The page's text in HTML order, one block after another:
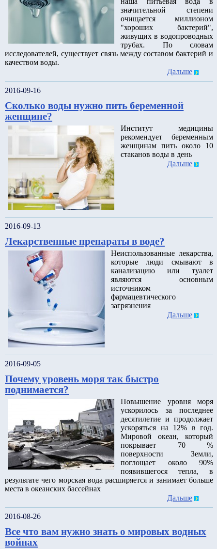
значительной степени
очищается миллионом
"хороших бактерий",
живущих в водопроводных
трубах. По словам
исследователей, существует связь между составом бактерий и
качеством воды.
Дальше
2016-09-16
Сколько воды нужно пить беременной
женщине?
Институт медицины
рекомендует беременным
женщинам пить около 10
стаканов воды в день
Дальше
2016-09-13
Лекарственные препараты в воде?
Неиспользованные лекарства,
которые люди смывают в
канализацию или туалет
являются основным
источником
фармацевтического
загрязнения
Дальше
2016-09-05
Почему уровень моря так быстро
поднимается?
Повышение уровня моря
ускорилось за последнее
десятилетие и продолжает
ускоряться на 12% в год.
Мировой океан, который
покрывает 70 %
поверхности Земли,
поглощает около 90%
появившегося тепла, в
результате чего морская вода расширяется и занимает больше
места в океанских бассейнах
Дальше
2016-08-26
Все что вам нужно знать о мировых водных
войнах